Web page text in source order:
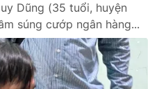
video
Dũng (35 tuổi, huyện
súng cướp ngân hàng...